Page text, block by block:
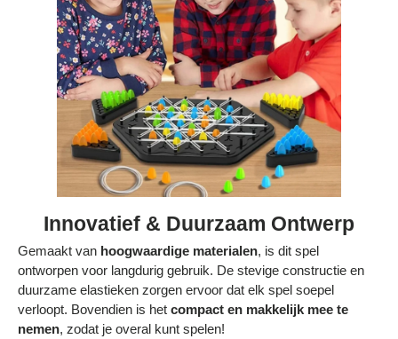
Innovatief & Duurzaam Ontwerp
Gemaakt van hoogwaardige materialen, is dit spel
ontworpen voor langdurig gebruik. De stevige constructie en
duurzame elastieken zorgen ervoor dat elk spel soepel
verloopt. Bovendien is het compact en makkelijk mee te
nemen, zodat je overal kunt spelen!